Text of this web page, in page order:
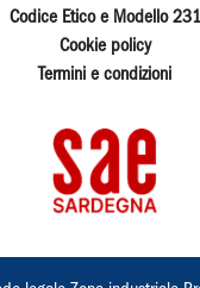
Codice Etico e Modello 231
Cookie policy
Termini e condizioni